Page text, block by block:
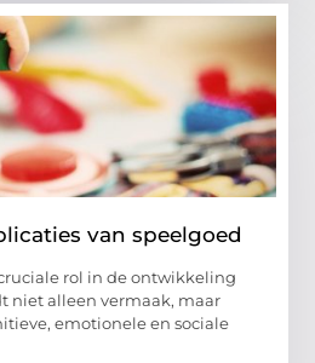
van speelgoed
rol in de ontwikkeling
niet alleen vermaak, maar
emotionele en sociale